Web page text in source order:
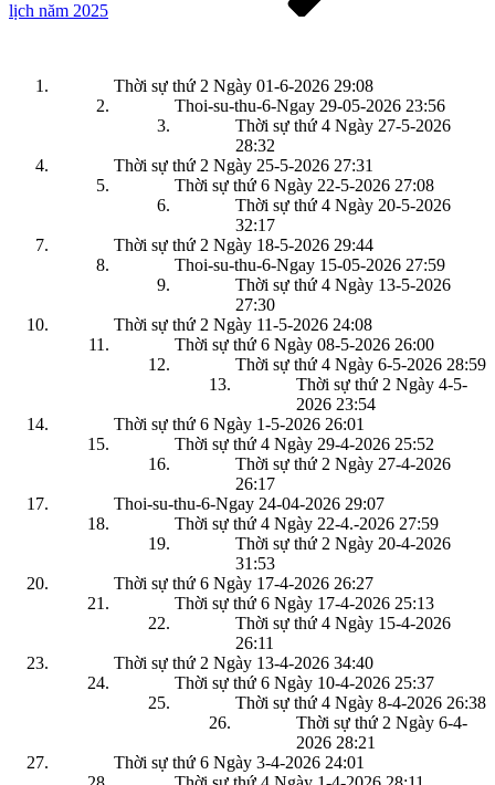
lịch năm 2025
Thời sự thứ 2 Ngày 01-6-2026 29:08
Thoi-su-thu-6-Ngay 29-05-2026 23:56
Thời sự thứ 4 Ngày 27-5-2026
28:32
Thời sự thứ 2 Ngày 25-5-2026 27:31
Thời sự thứ 6 Ngày 22-5-2026 27:08
Thời sự thứ 4 Ngày 20-5-2026
32:17
Thời sự thứ 2 Ngày 18-5-2026 29:44
Thoi-su-thu-6-Ngay 15-05-2026 27:59
Thời sự thứ 4 Ngày 13-5-2026
27:30
Thời sự thứ 2 Ngày 11-5-2026 24:08
Thời sự thứ 6 Ngày 08-5-2026 26:00
Thời sự thứ 4 Ngày 6-5-2026 28:59
Thời sự thứ 2 Ngày 4-5-
2026 23:54
Thời sự thứ 6 Ngày 1-5-2026 26:01
Thời sự thứ 4 Ngày 29-4-2026 25:52
Thời sự thứ 2 Ngày 27-4-2026
26:17
Thoi-su-thu-6-Ngay 24-04-2026 29:07
Thời sự thứ 4 Ngày 22-4.-2026 27:59
Thời sự thứ 2 Ngày 20-4-2026
31:53
Thời sự thứ 6 Ngày 17-4-2026 26:27
Thời sự thứ 6 Ngày 17-4-2026 25:13
Thời sự thứ 4 Ngày 15-4-2026
26:11
Thời sự thứ 2 Ngày 13-4-2026 34:40
Thời sự thứ 6 Ngày 10-4-2026 25:37
Thời sự thứ 4 Ngày 8-4-2026 26:38
Thời sự thứ 2 Ngày 6-4-
2026 28:21
Thời sự thứ 6 Ngày 3-4-2026 24:01